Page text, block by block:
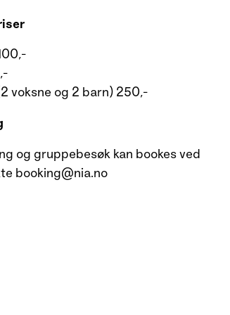
voksne og 2 barn) 250,-
og gruppebesøk kan bookes ved
booking@nia.no